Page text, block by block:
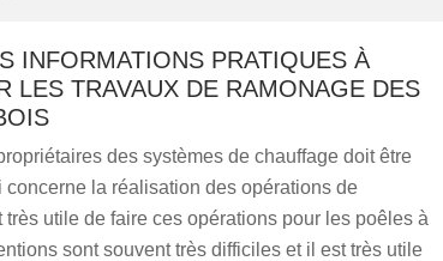
INFORMATIONS PRATIQUES À
LES TRAVAUX DE RAMONAGE DES
des systèmes de chauffage doit être
concerne la réalisation des opérations de
très utile de faire ces opérations pour les poêles à
sont souvent très difficiles et il est très utile